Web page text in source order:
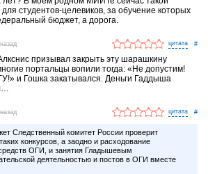
для студентов-целевиков, за обучение которых
бюджет, а дорога.
#
призывал закрыть эту шарашкину
портальцы вопили тогда: «Не допустим!
и Гошка закатывался. Деньги Гаддыша
#
Следственный комитет России проверит
конкурсов, а заодно и расходование
ОГИ, и занятия Гладышевым
деятельностью и постов в ОГИ вместе